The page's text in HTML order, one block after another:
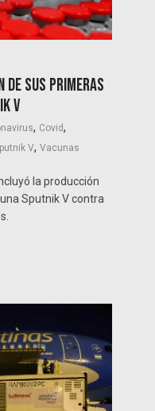
de sus primeras
V
, Covid,
V,Vacunas
la producción
Sputnik V contra